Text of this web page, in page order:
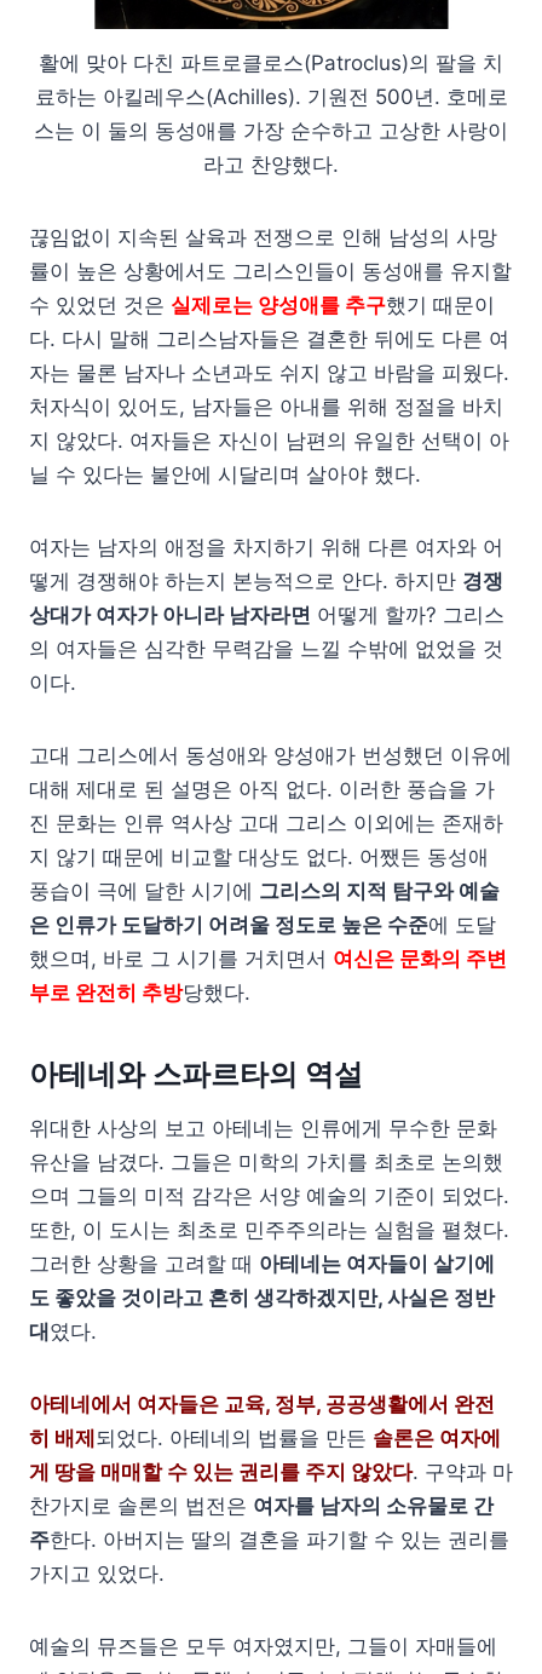
활에 맞아 다친 파트로클로스(Patroclus)의 팔을 치
료하는 아킬레우스(Achilles). 기원전 500년. 호메로
스는 이 둘의 동성애를 가장 순수하고 고상한 사랑이
라고 찬양했다.
끊임없이 지속된 살육과 전쟁으로 인해 남성의 사망
률이 높은 상황에서도 그리스인들이 동성애를 유지할
수 있었던 것은 실제로는 양성애를 추구했기 때문이
다. 다시 말해 그리스남자들은 결혼한 뒤에도 다른 여
자는 물론 남자나 소년과도 쉬지 않고 바람을 피웠다.
처자식이 있어도, 남자들은 아내를 위해 정절을 바치
지 않았다. 여자들은 자신이 남편의 유일한 선택이 아
닐 수 있다는 불안에 시달리며 살아야 했다.
여자는 남자의 애정을 차지하기 위해 다른 여자와 어
떻게 경쟁해야 하는지 본능적으로 안다. 하지만 경쟁
상대가 여자가 아니라 남자라면 어떻게 할까? 그리스
의 여자들은 심각한 무력감을 느낄 수밖에 없었을 것
이다.
고대 그리스에서 동성애와 양성애가 번성했던 이유에
대해 제대로 된 설명은 아직 없다. 이러한 풍습을 가
진 문화는 인류 역사상 고대 그리스 이외에는 존재하
지 않기 때문에 비교할 대상도 없다. 어쨌든 동성애
풍습이 극에 달한 시기에 그리스의 지적 탐구와 예술
은 인류가 도달하기 어려울 정도로 높은 수준에 도달
했으며, 바로 그 시기를 거치면서 여신은 문화의 주변
부로 완전히 추방당했다.
아테네와 스파르타의 역설
위대한 사상의 보고 아테네는 인류에게 무수한 문화
유산을 남겼다. 그들은 미학의 가치를 최초로 논의했
으며 그들의 미적 감각은 서양 예술의 기준이 되었다.
또한, 이 도시는 최초로 민주주의라는 실험을 펼쳤다.
그러한 상황을 고려할 때 아테네는 여자들이 살기에
도 좋았을 것이라고 흔히 생각하겠지만, 사실은 정반
대였다.
아테네에서 여자들은 교육, 정부, 공공생활에서 완전
히 배제되었다. 아테네의 법률을 만든 솔론은 여자에
게 땅을 매매할 수 있는 권리를 주지 않았다. 구약과 마
찬가지로 솔론의 법전은 여자를 남자의 소유물로 간
주한다. 아버지는 딸의 결혼을 파기할 수 있는 권리를
가지고 있었다.
예술의 뮤즈들은 모두 여자였지만, 그들이 자매들에